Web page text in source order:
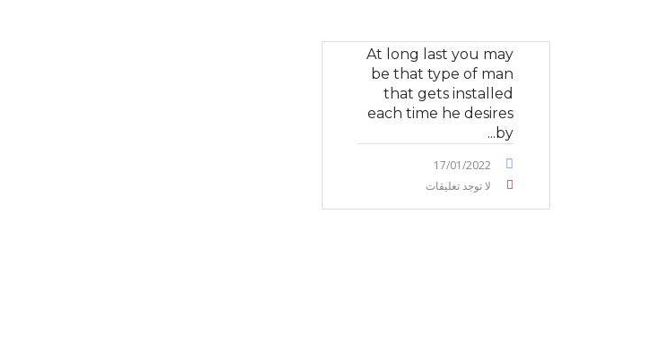
At long last you may
be that type of man
that gets installed
each time he desires
by...
17/01/2022
لا توجد تعليقات